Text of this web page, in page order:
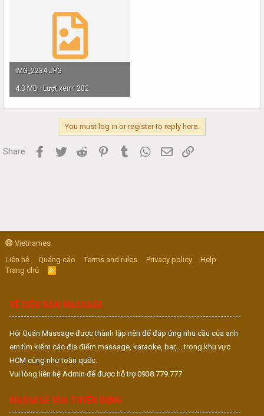
IMG_2234.JPG
4.3 MB · Lượt xem: 202
You must log in or register to reply here.
Share: Facebook
Twitter Reddit PinterestTumblr WhatsApp
Email
Vietnames
Liên hệ
Quảng cáo Terms and rules Privacy policy
Help
Trang chủ
R
S
VỀ DIỄN ĐÀN MASSAGE
Hội Quán Massage được thành lập nên để đáp ứng nhu cầu của anh
em tìm kiếm các địa điểm massage, karaoke, bar,... trong khu vực
HCM cũng như toàn quốc.
Vui lòng liên hệ Admin để được hỗ trợ 0938.779.777
MASSAGE VUA TUYỂN DỤNG